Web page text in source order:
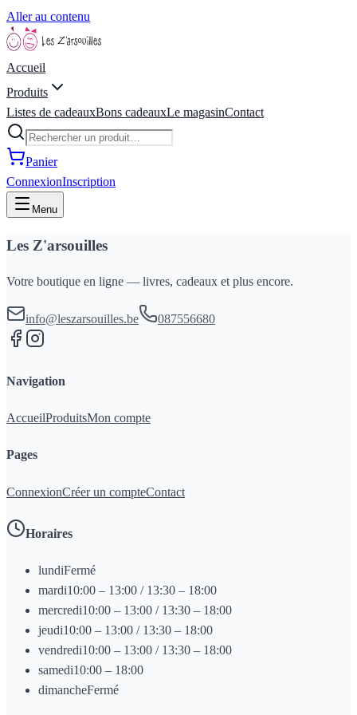
Aller au contenu
Accueil
Produits
Listes de cadeauxBons cadeauxLe magasinContact
Panier
ConnexionInscription
Menu
Les Z'arsouilles
Votre boutique en ligne — livres, cadeaux et plus encore.
info@leszarsouilles.be 087556680
Navigation
AccueilProduitsMon compte
Pages
ConnexionCréer un compteContact
Horaires
lundiFermé
mardi10:00 – 13:00 / 13:30 – 18:00
mercredi10:00 – 13:00 / 13:30 – 18:00
jeudi10:00 – 13:00 / 13:30 – 18:00
vendredi10:00 – 13:00 / 13:30 – 18:00
samedi10:00 – 18:00
dimancheFermé